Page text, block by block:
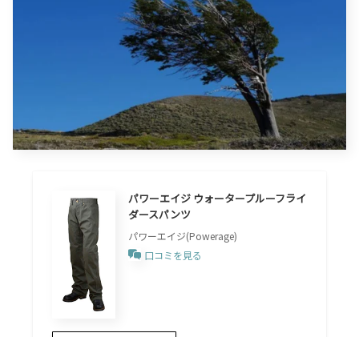
パワーエイジ ウォータープルーフライ
ダースパンツ
パワーエイジ(Powerage)
口コミを見る